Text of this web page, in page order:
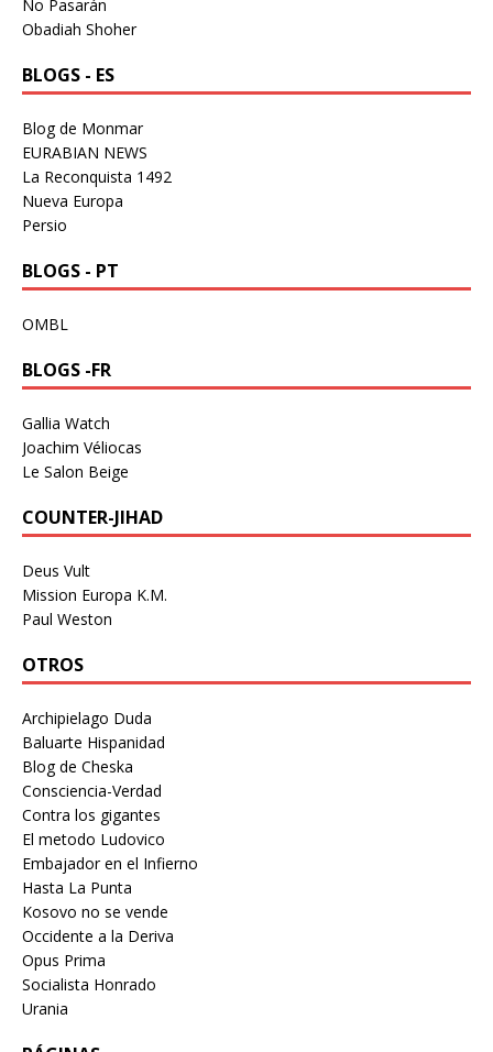
No Pasarán
Obadiah Shoher
BLOGS - ES
Blog de Monmar
EURABIAN NEWS
La Reconquista 1492
Nueva Europa
Persio
BLOGS - PT
OMBL
BLOGS -FR
Gallia Watch
Joachim Véliocas
Le Salon Beige
COUNTER-JIHAD
Deus Vult
Mission Europa K.M.
Paul Weston
OTROS
Archipielago Duda
Baluarte Hispanidad
Blog de Cheska
Consciencia-Verdad
Contra los gigantes
El metodo Ludovico
Embajador en el Infierno
Hasta La Punta
Kosovo no se vende
Occidente a la Deriva
Opus Prima
Socialista Honrado
Urania